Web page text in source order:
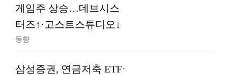
게임주 상승…데브시스
터즈↑·고스트스튜디오↓
동향
삼성증권, 연금저축 ETF·